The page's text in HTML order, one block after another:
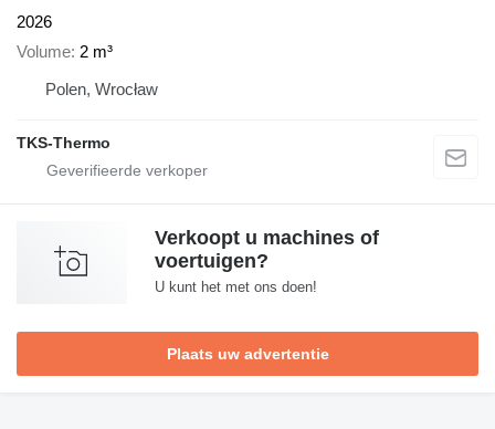
2026
Volume 2 m³
Polen, Wrocław
TKS-Thermo
Verkoopt u machines of
voertuigen?
U kunt het met ons doen!
Plaats uw advertentie